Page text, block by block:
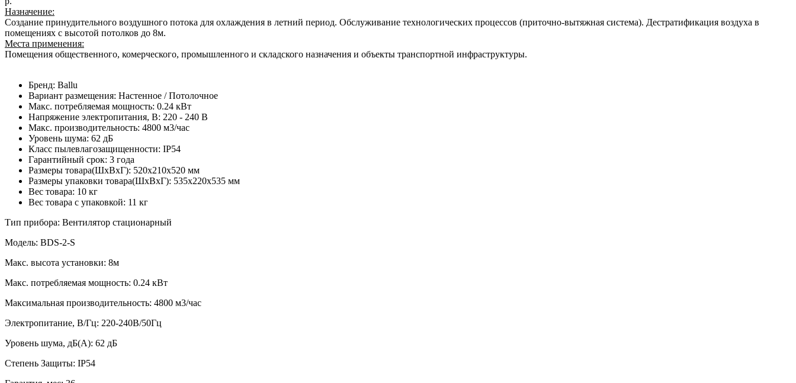
Назначение:
Создание принудительного воздушного потока для охлаждения в летний период. Обслуживание технологических процессов (приточно-вытяжная система). Дестратификация воздуха в
помещениях с высотой потолков до 8м.
Места применения:
Помещения общественного, комерческого, промышленного и складского назначения и объекты транспортной инфраструктуры.
Бренд: Ballu
Вариант размещения: Настенное / Потолочное
Макс. потребляемая мощность: 0.24 кВт
Напряжение электропитания, В: 220 - 240 В
Макс. производительность: 4800 м3/час
Уровень шума: 62 дБ
Класс пылевлагозащищенности: IP54
Гарантийный срок: 3 года
Размеры товара(ШхВхГ): 520х210х520 мм
Размеры упаковки товара(ШхВхГ): 535х220х535 мм
Вес товара: 10 кг
Вес товара с упаковкой: 11 кг
Тип прибора: Вентилятор стационарный
Модель: BDS-2-S
Макс. высота установки: 8м
Макс. потребляемая мощность: 0.24 кВт
Максимальная производительность: 4800 м3/час
Электропитание, В/Гц: 220-240В/50Гц
Уровень шума, дБ(А): 62 дБ
Степень Защиты: IP54